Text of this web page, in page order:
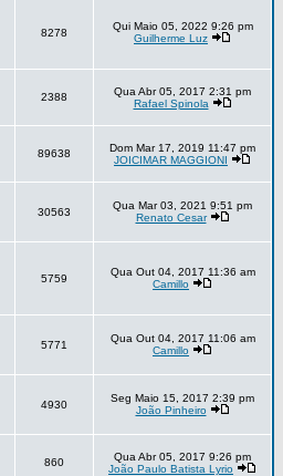
8278
Qui Maio 05, 2022 9:26 pm
Guilherme Luz
2388
Qua Abr 05, 2017 2:31 pm
Rafael Spinola
89638
Dom Mar 17, 2019 11:47 pm
JOICIMAR MAGGIONI
30563
Qua Mar 03, 2021 9:51 pm
Renato Cesar
5759
Qua Out 04, 2017 11:36 am
Camillo
5771
Qua Out 04, 2017 11:06 am
Camillo
4930
Seg Maio 15, 2017 2:39 pm
João Pinheiro
860
Qua Abr 05, 2017 9:26 pm
João Paulo Batista Lyrio